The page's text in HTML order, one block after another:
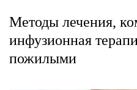
Методы лечения,
инфузионная
пожилыми